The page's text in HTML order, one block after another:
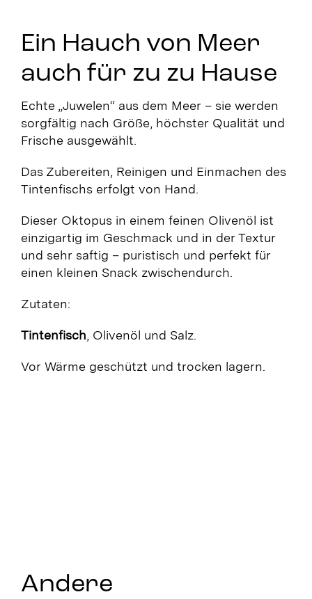
Ein Hauch von Meer
auch für zu zu Hause
Echte „Juwelen“ aus dem Meer – sie werden
sorgfältig nach Größe, höchster Qualität und
Frische ausgewählt.
Das Zubereiten, Reinigen und Einmachen des
Tintenfischs erfolgt von Hand.
Dieser Oktopus in einem feinen Olivenöl ist
einzigartig im Geschmack und in der Textur
und sehr saftig – puristisch und perfekt für
einen kleinen Snack zwischendurch.
Zutaten:
Tintenfisch, Olivenöl und Salz.
Vor Wärme geschützt und trocken lagern.
Andere